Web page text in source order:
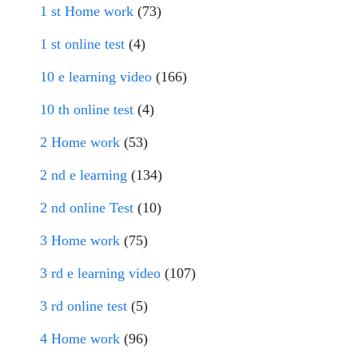
1 st Home work (73)
1 st online test (4)
10 e learning video (166)
10 th online test (4)
2 Home work (53)
2 nd e learning (134)
2 nd online Test (10)
3 Home work (75)
3 rd e learning video (107)
3 rd online test (5)
4 Home work (96)